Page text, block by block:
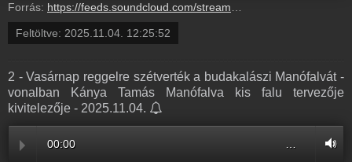
Forrás: https://feeds.soundcloud.com/stream/2206096339-radio1hungary-3-egyre-nagyobb-a-baj-palvin-barbieknal-azt-pletykaljak-nyitott-hazassagban-elnek-3.mp3
Feltöltve: 2025.11.04. 12:25:52
2 - Vasárnap reggelre szétverték a budakalászi Manófalvát -
vonalban Kánya Tamás Manófalva kis falu tervezője
kivitelezője - 2025.11.04.
00:00